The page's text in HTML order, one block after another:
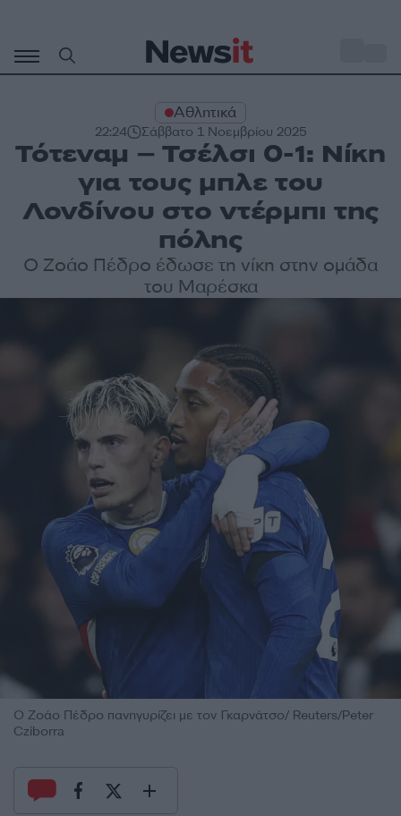
περιεχόμενο
Αθλητικά
22:24 Σάββατο 1 Νοεμβρίου 2025
Τότεναμ – Τσέλσι 0-1: Νίκη
για τους μπλε του
Λονδίνου στο ντέρμπι της
πόλης
Ο Ζοάο Πέδρο έδωσε τη νίκη στην ομάδα
του Μαρέσκα
Ο Ζοάο Πέδρο πανηγυρίζει με τον Γκαρνάτσο/ Reuters/Peter
Cziborra